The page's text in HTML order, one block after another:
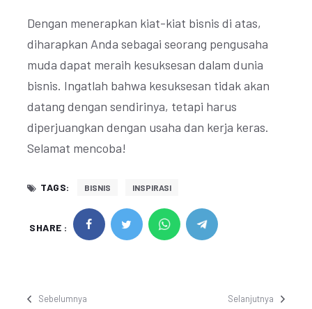
Dengan menerapkan kiat-kiat bisnis di atas,
diharapkan Anda sebagai seorang pengusaha
muda dapat meraih kesuksesan dalam dunia
bisnis. Ingatlah bahwa kesuksesan tidak akan
datang dengan sendirinya, tetapi harus
diperjuangkan dengan usaha dan kerja keras.
Selamat mencoba!
TAGS: BISNIS INSPIRASI
SHARE :
Sebelumnya Selanjutnya